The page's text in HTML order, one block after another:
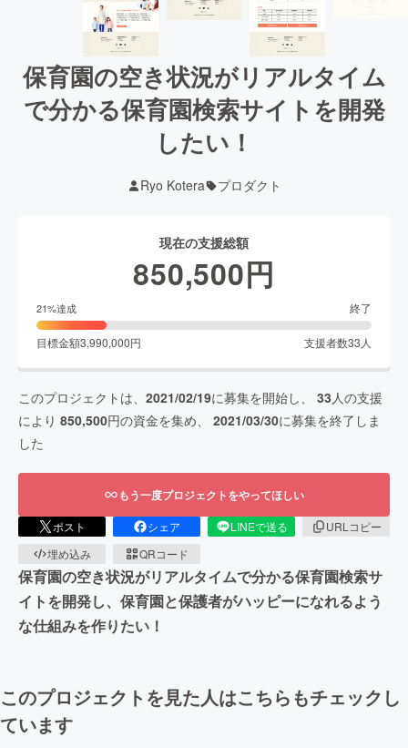
保育園の空き状況がリアルタイム
で分かる保育園検索サイトを開発
したい！
Ryo Kotera プロダクト
現在の支援総額
850,500円
21%達成 終了
目標金額3,990,000円 支援者数33 人
このプロジェクトは、 2021/02/19に募集を開始し、 33人の支援
により 850,500円の資金を集め、 2021/03/30に募集を終了しま
した
もう一度プロジェクトをやってほしい
ポスト シェア LINEで送る
URLコピー
埋め込み
QRコード
保育園の空き状況がリアルタイムで分かる保育園検索サ
イトを開発し、保育園と保護者がハッピーになれるよう
な仕組みを作りたい！
このプロジェクトを見た人はこちらもチェックし
ています